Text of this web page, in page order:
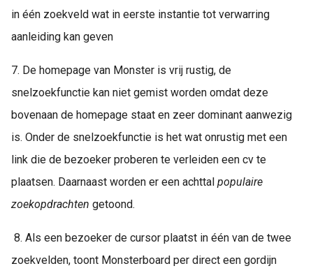
in één zoekveld wat in eerste instantie tot verwarring
aanleiding kan geven
7. De homepage van Monster is vrij rustig, de
snelzoekfunctie kan niet gemist worden omdat deze
bovenaan de homepage staat en zeer dominant aanwezig
is. Onder de snelzoekfunctie is het wat onrustig met een
link die de bezoeker proberen te verleiden een cv te
plaatsen. Daarnaast worden er een achttal populaire
zoekopdrachten getoond.
8. Als een bezoeker de cursor plaatst in één van de twee
zoekvelden, toont Monsterboard per direct een gordijn